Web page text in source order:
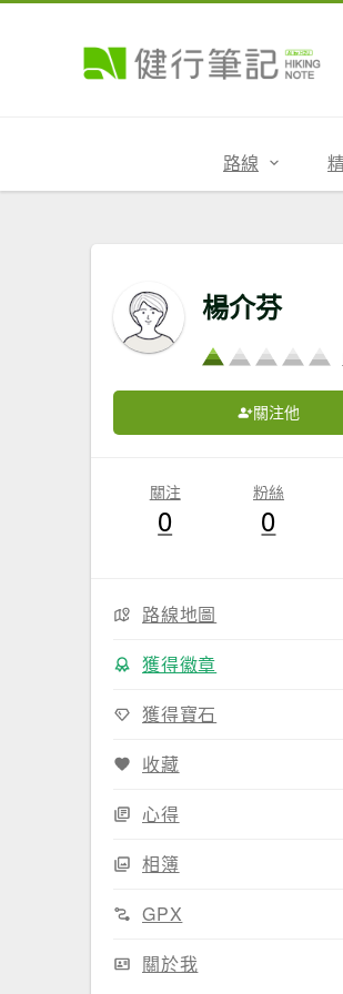
路線
楊介芬
關注他
關注
0
粉絲
0
路線地圖
獲得徽章
獲得寶石
收藏
心得
相簿
GPX
關於我